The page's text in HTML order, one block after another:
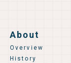
About
Overview
History